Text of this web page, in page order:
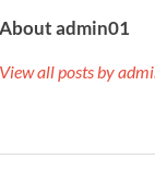
About admin01
View all posts by